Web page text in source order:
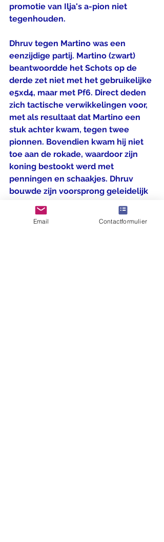
promotie van Ilja's a-pion niet
tegenhouden.
Dhruv tegen Martino was een
eenzijdige partij. Martino (zwart)
beantwoordde het Schots op de
derde zet niet met het gebruikelijke
e5xd4, maar met Pf6. Direct deden
zich tactische verwikkelingen voor,
met als resultaat dat Martino een
stuk achter kwam, tegen twee
pionnen. Bovendien kwam hij niet
toe aan de rokade, waardoor zijn
koning bestookt werd met
penningen en schaakjes. Dhruv
bouwde zijn voorsprong geleidelijk
uit tot een volle dame en won
zonder problemen.
Email Contactformulier